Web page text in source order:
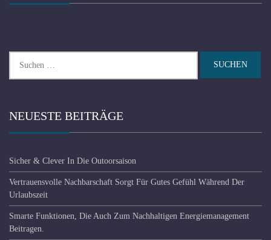
Suchen
NEUESTE BEITRÄGE
Sicher & Clever In Die Outoorsaison
Vertrauensvolle Nachbarschaft Sorgt Für Gutes Gefühl Während Der
Urlaubszeit
Smarte Funktionen, Die Auch Zum Nachhaltigen Energiemanagement
Beitragen.